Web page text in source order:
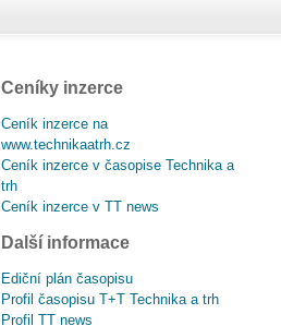
Ceníky inzerce
Ceník inzerce na
www.technikaatrh.cz
Ceník inzerce v časopise Technika a
trh
Ceník inzerce v TT news
Další informace
Ediční plán časopisu
Profil časopisu T+T Technika a trh
Profil TT news